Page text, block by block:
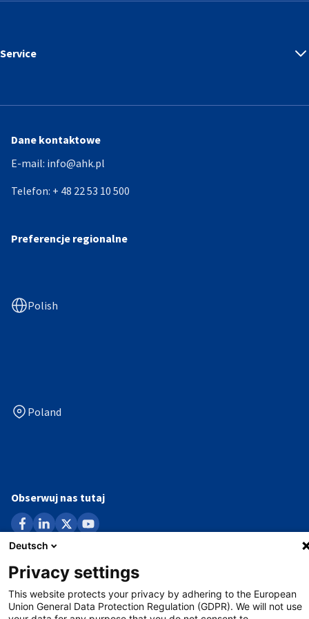
Service
Dane kontaktowe
E-mail: info@ahk.pl
Telefon: + 48 22 53 10 500
Preferencje regionalne
Polish
Poland
Obserwuj nas tutaj
facebook
linkedin
x youtube
Ochrona danych
Impressum
Deutsch
Privacy settings
This website protects your privacy by adhering to the European
Union General Data Protection Regulation (GDPR). We will not use